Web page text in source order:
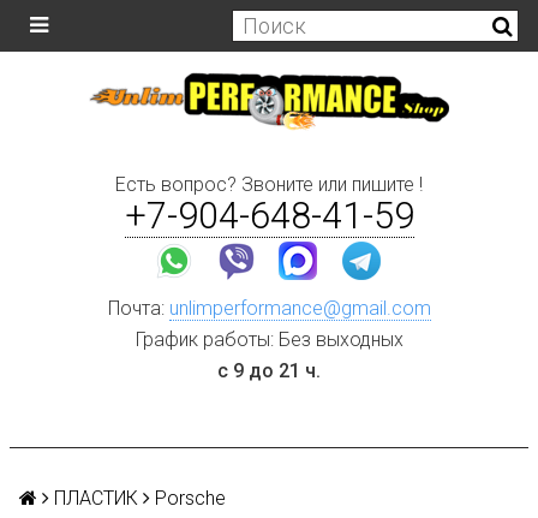
Есть вопрос? Звоните или пишите !
+7-904-648-41-59
Почта: unlimperformance@gmail.com
График работы: Без выходных
с 9 до 21 ч.
ПЛАСТИК Porsche